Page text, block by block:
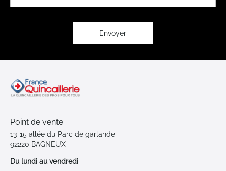
Envoyer
Point de vente
13-15 allée du Parc de garlande
92220 BAGNEUX
Du lundi au vendredi